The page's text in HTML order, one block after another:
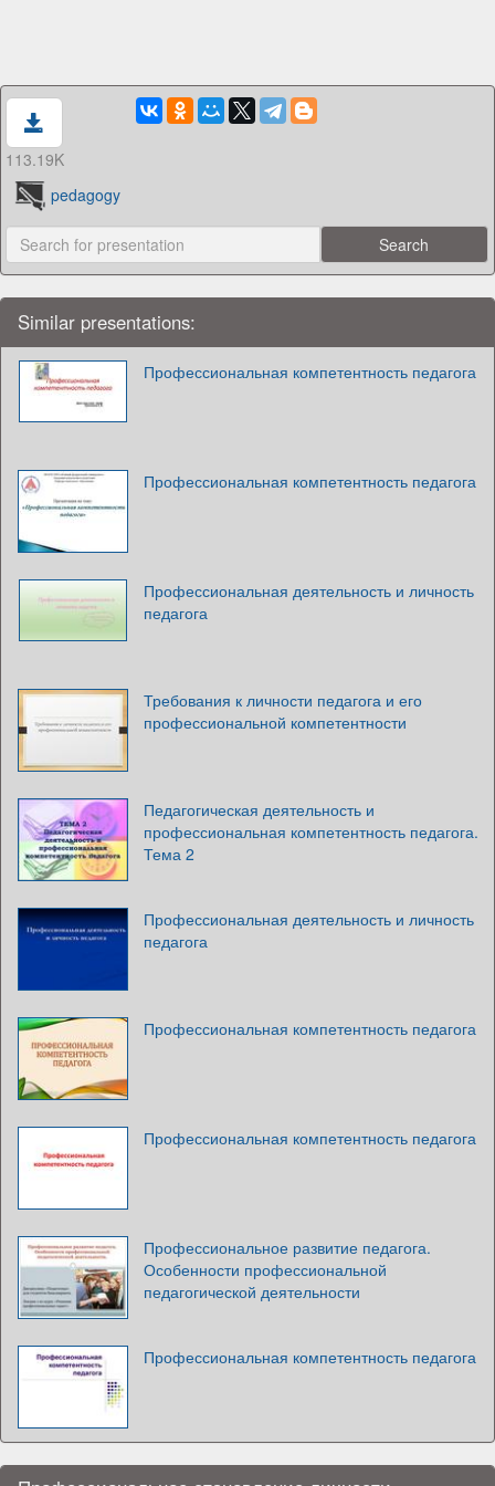
113.19K
pedagogy
Similar presentations:
Профессиональная компетентность педагога
Профессиональная компетентность педагога
Профессиональная деятельность и личность
педагога
Требования к личности педагога и его
профессиональной компетентности
Педагогическая деятельность и
профессиональная компетентность педагога.
Тема 2
Профессиональная деятельность и личность
педагога
Профессиональная компетентность педагога
Профессиональная компетентность педагога
Профессиональное развитие педагога.
Особенности профессиональной
педагогической деятельности
Профессиональная компетентность педагога